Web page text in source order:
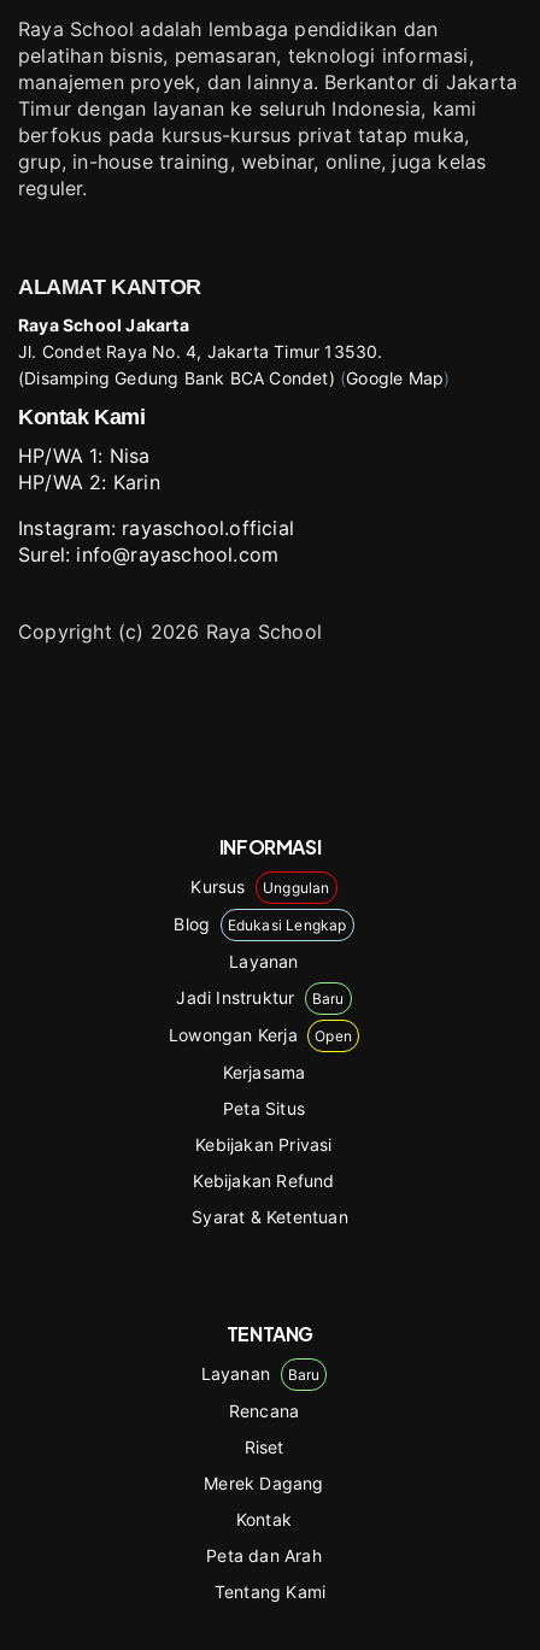
Raya School adalah lembaga pendidikan dan
pelatihan bisnis, pemasaran, teknologi informasi,
manajemen proyek, dan lainnya. Berkantor di Jakarta
Timur dengan layanan ke seluruh Indonesia, kami
berfokus pada kursus-kursus privat tatap muka,
grup, in-house training, webinar, online, juga kelas
reguler.
ALAMAT KANTOR
Raya School Jakarta
Jl. Condet Raya No. 4, Jakarta Timur 13530.
(Disamping Gedung Bank BCA Condet) (Google Map)
Kontak Kami
HP/WA 1: Nisa
HP/WA 2: Karin
Instagram: rayaschool.official
Surel: info@rayaschool.com
Copyright (c) 2026 Raya School
INFORMASI
Kursus Unggulan
Blog Edukasi Lengkap
Layanan
Jadi Instruktur
Baru
Lowongan Kerja Open
Kerjasama
Peta Situs
Kebijakan Privasi
Kebijakan Refund
Syarat & Ketentuan
TENTANG
Layanan Baru
Rencana
Riset
Merek Dagang
Kontak
Peta dan Arah
Tentang Kami